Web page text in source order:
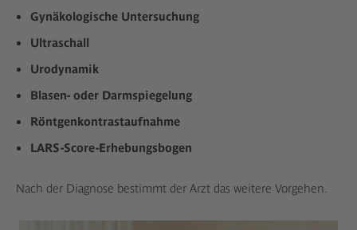
Gynäkologische Untersuchung
Ultraschall
Urodynamik
Blasen- oder Darmspiegelung
Röntgenkontrastaufnahme
LARS-Score-Erhebungsbogen
Nach der Diagnose bestimmt der Arzt das weitere Vorgehen.